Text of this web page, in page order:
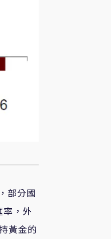
部分國
率，外
黃金的